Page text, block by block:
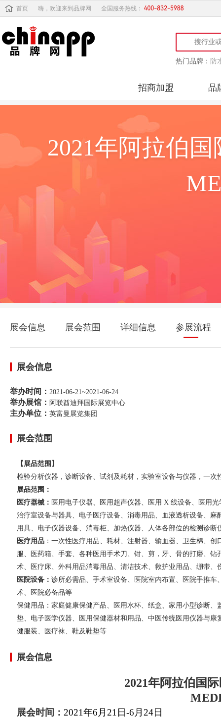
首页 嗨，欢迎来到品牌网 全国服务热线：
热门品牌： 防
招商加盟 品
2021年阿拉伯
展会信息 展会范围 详细信息 参展流程
展会信息
举办时间： 2021-06-21~2021-06-24
举办展馆： 阿联酋迪拜国际展览中心
主办单位： 英富曼展览集团
展会范围
【展品范围】
检验分析仪器，诊断设备、试剂及耗材，实验室设备与仪器，一
展品范围：
医疗器械： 医用电子仪器、医用超声仪器、医用 X 线设备、医用
治疗室设备与器具、电子医疗设备、消毒用品、血液透析设备、
用具、电子仪器设备、消毒柜、加热仪器、人体各部位的检测诊
医疗用品 ：一次性医疗用品、耗材、注射器、输血器、卫生棉、
服、医药箱、手套、各种医用手术刀、钳、剪，牙、骨的打磨、
术、医疗床、外科用品消毒用品、清洁技术、救护业用品、绷带、
医院设备： 诊所必需品、手术室设备、医院室内布置、医院手推
术、医院必备品等
保健用品：家庭健康保健产品、医用水杯、纸盒、家用小型诊断
垫、电子医学仪器、医用保健器材和用品、中医传统医用仪器与
健服装、医疗袜、鞋及鞋垫等
展会信息
2021年阿拉伯国
展会时间： 2021年6月21日-6月24日